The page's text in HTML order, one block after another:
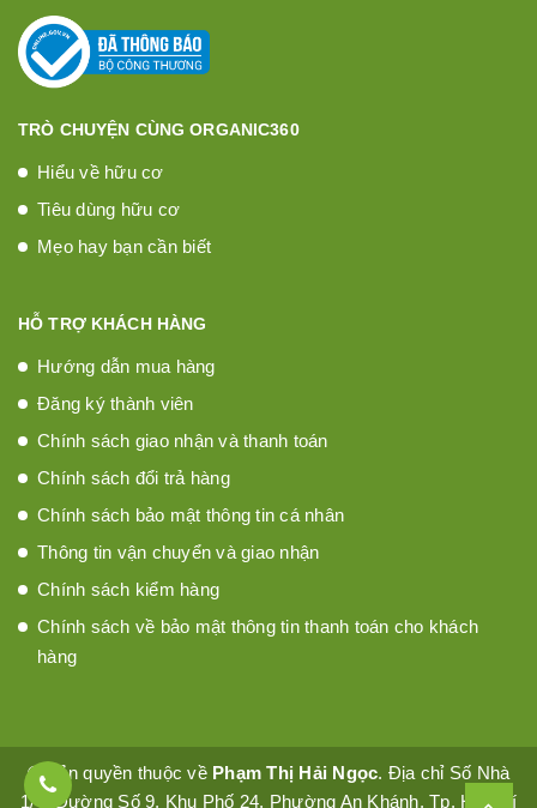
TRÒ CHUYỆN CÙNG ORGANIC360
Hiểu về hữu cơ
Tiêu dùng hữu cơ
Mẹo hay bạn cần biết
HỖ TRỢ KHÁCH HÀNG
Hướng dẫn mua hàng
Đăng ký thành viên
Chính sách giao nhận và thanh toán
Chính sách đổi trả hàng
Chính sách bảo mật thông tin cá nhân
Thông tin vận chuyển và giao nhận
Chính sách kiểm hàng
Chính sách về bảo mật thông tin thanh toán cho khách
hàng
© Bản quyền thuộc về Phạm Thị Hải Ngọc. Địa chỉ Số Nhà
1/4, Đường Số 9, Khu Phố 24, Phường An Khánh, Tp. Hồ Chí